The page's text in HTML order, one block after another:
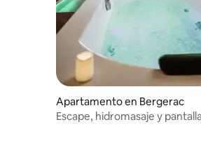
Apartamento en Bergerac
Escape, hidromasaje y